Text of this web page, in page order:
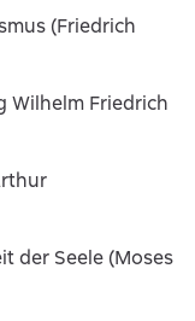
(Friedrich
Wilhelm Friedrich
der Seele (Moses